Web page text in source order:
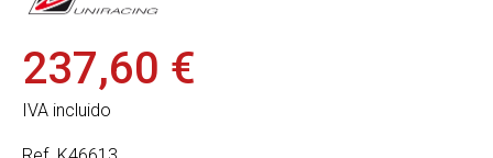
237,60 €
IVA incluido